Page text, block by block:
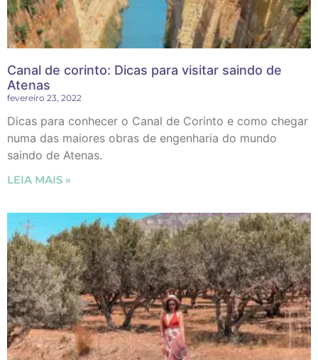
Canal de corinto: Dicas para visitar saindo de
Atenas
fevereiro 23, 2022
Dicas para conhecer o Canal de Corinto e como chegar
numa das maiores obras de engenharia do mundo
saindo de Atenas.
LEIA MAIS »